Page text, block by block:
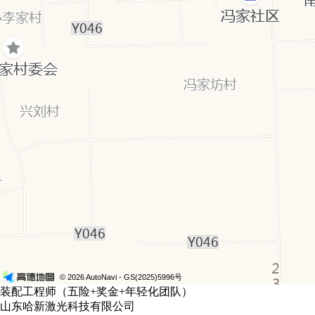
© 2026 AutoNavi - GS(2025)5996号
装配工程师（五险+奖金+年轻化团队）
山东哈新激光科技有限公司